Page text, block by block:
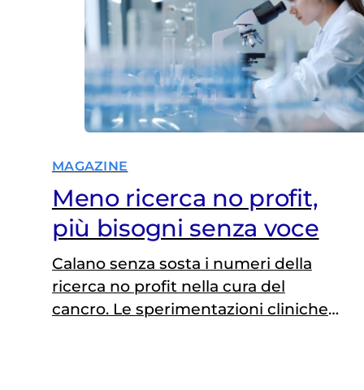
MAGAZINE
Meno ricerca no profit,
più bisogni senza voce
Calano senza sosta i numeri della
ricerca no profit nella cura del
cancro. Le sperimentazioni cliniche